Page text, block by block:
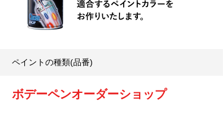
ペイントの種類(品番)
ボデーペンオーダーショップ